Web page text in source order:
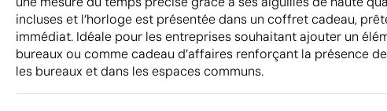
incluses et l’horloge est présentée dans un coffret cadeau,
immédiat. Idéale pour les entreprises souhaitant ajouter un
bureaux ou comme cadeau d’affaires renforçant la présence
les bureaux et dans les espaces communs.